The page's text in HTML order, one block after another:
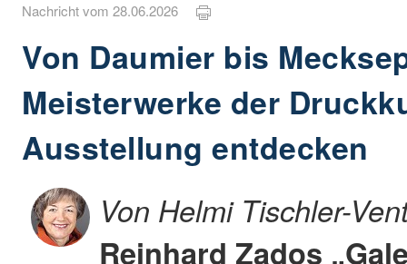
Nachricht vom 28.06.2026
Von Daumier bis
Meisterwerke der
Ausstellung entdecken
Von Helmi Tischler-
Reinhard Zados